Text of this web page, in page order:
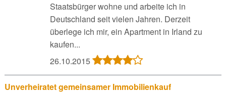
Staatsbürger wohne und arbeite ich in
Deutschland seit vielen Jahren. Derzeit
überlege ich mir, ein Apartment in Irland zu
kaufen...
26.10.2015
Unverheiratet gemeinsamer Immobilienkauf